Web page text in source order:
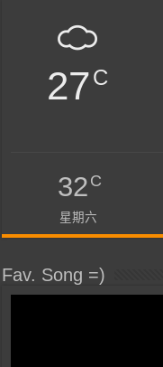
27C
32C
星期六
Fav. Song =)